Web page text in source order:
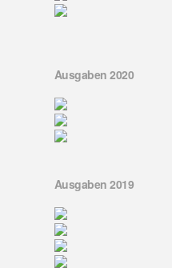
Ausgaben 2020
Ausgaben 2019